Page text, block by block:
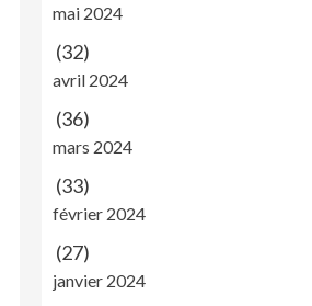
mai 2024
(32)
avril 2024
(36)
mars 2024
(33)
février 2024
(27)
janvier 2024